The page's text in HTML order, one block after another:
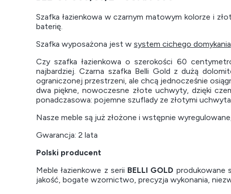
Szafka łazienkowa w czarnym matowym kolorze i
baterię.
Szafka wyposażona jest w system cichego domykania
Czy szafka łazienkowa o szerokości 60
najbardziej. Czarna szafka Belli Gold z dużą
ograniczonej przestrzeni, ale chcą jednocześnie
dwa piękne, nowoczesne złote uchwyty, dzięki
ponadczasowa: pojemne szuflady ze złotymi
Nasze meble są już złożone i wstępnie
Gwarancja: 2 lata
Polski producent
Meble łazienkowe z serii BELLI GOLD produkowane
jakość, bogate wzornictwo, precyzja wykonania,